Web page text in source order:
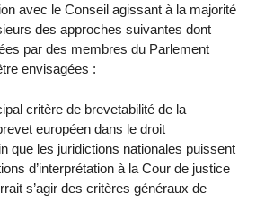
avec le Conseil agissant à la majorité
des approches suivantes dont
par des membres du Parlement
envisagées :
critère de brevetabilité de la
européen dans le droit
que les juridictions nationales puissent
d’interprétation à la Cour de justice
s’agir des critères généraux de